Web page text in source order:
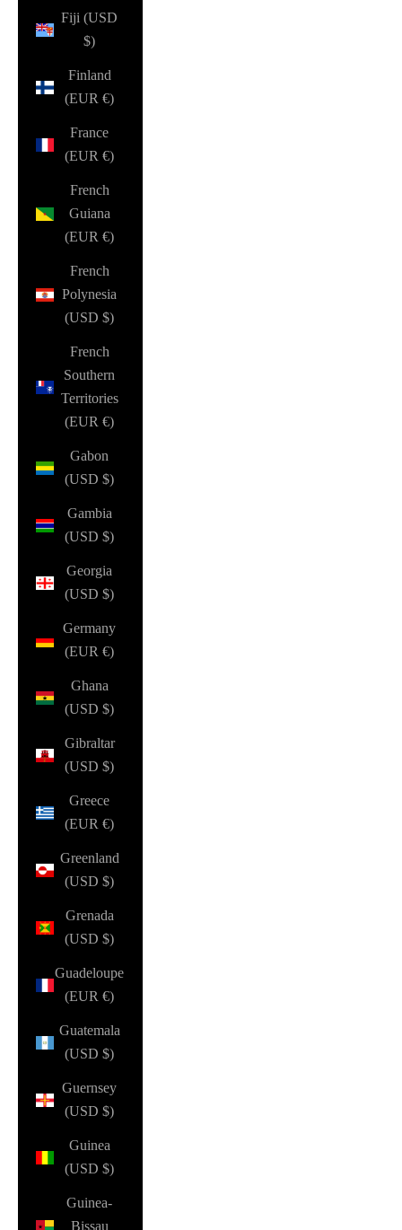
Fiji (USD
$)
Finland
(EUR €)
France
(EUR €)
French
Guiana
(EUR €)
French
Polynesia
(USD $)
French
Southern
Territories
(EUR €)
Gabon
(USD $)
Gambia
(USD $)
Georgia
(USD $)
Germany
(EUR €)
Ghana
(USD $)
Gibraltar
(USD $)
Greece
(EUR €)
Greenland
(USD $)
Grenada
(USD $)
Guadeloupe
(EUR €)
Guatemala
(USD $)
Guernsey
(USD $)
Guinea
(USD $)
Guinea-
Bissau